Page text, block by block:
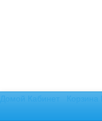
Домой Кабинет Корзина